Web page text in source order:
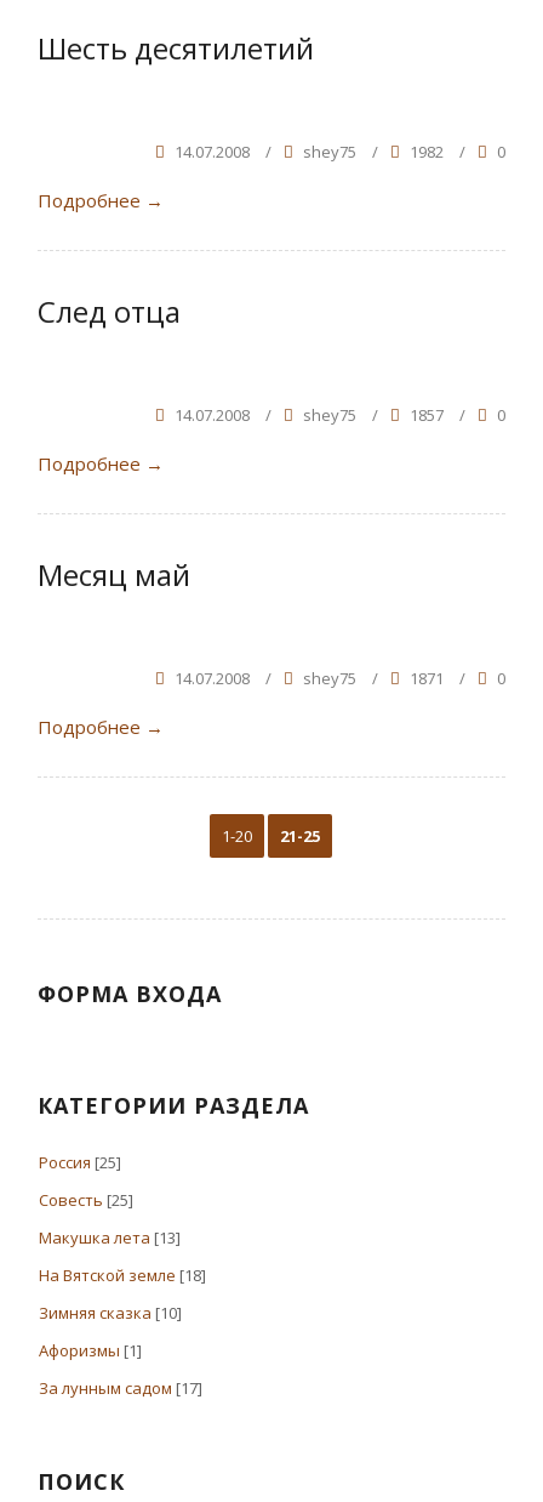
Шесть десятилетий
14.07.2008 / shey75 / 1982 / 0
Подробнее →
След отца
14.07.2008 / shey75 / 1857 / 0
Подробнее →
Месяц май
14.07.2008 / shey75 / 1871 / 0
Подробнее →
1-20 21-25
ФОРМА ВХОДА
КАТЕГОРИИ РАЗДЕЛА
Россия [25]
Совесть [25]
Макушка лета [13]
На Вятской земле [18]
Зимняя сказка [10]
Афоризмы [1]
За лунным садом [17]
ПОИСК